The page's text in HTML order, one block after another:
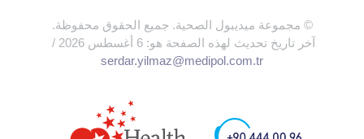
© مجموعة ميديبول الصحية. جميع الحقوق محفوظة.
آخر تاريخ تحديث لهذه الصفحة هو: 6 أغسطس 2026 /
serdar.yilmaz@medipol.com.tr